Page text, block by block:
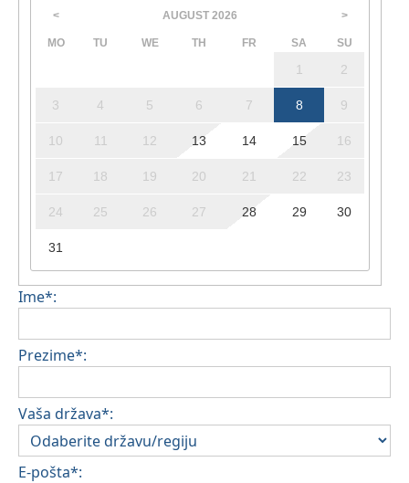
< AUGUST 2026 >
MO TU WE TH FR SA SU
1 2
3 4 5 6 7 8 9
10 11 12 13 14 15 16
17 18 19 20 21 22 23
24 25 26 27 28 29 30
31
Ime*:
Prezime*:
Vaša država*:
E-pošta*: